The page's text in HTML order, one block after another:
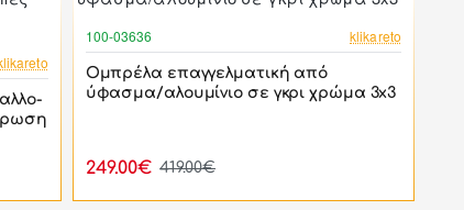
100-03636 klikareto
Ομπρέλα επαγγελματική από
ύφασμα/αλουμίνιο σε γκρι χρώμα 3x3
249.00€ 419.00€